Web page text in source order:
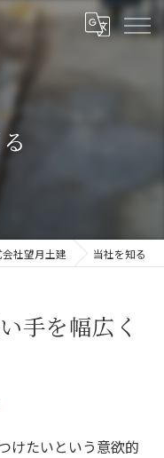
社望月土建 当社を知る
手を幅広く
けたいという意欲的